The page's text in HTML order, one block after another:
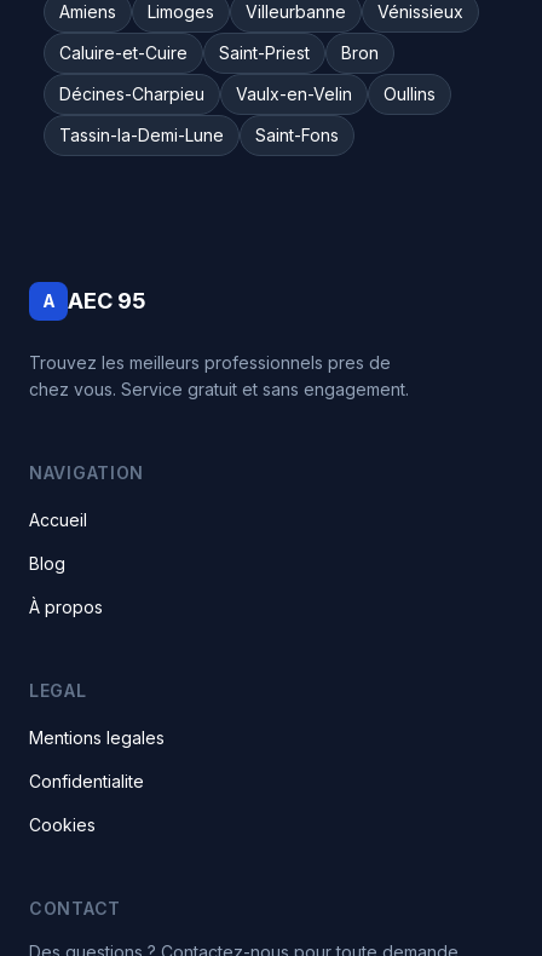
Amiens
Limoges Villeurbanne
Vénissieux
Caluire-et-Cuire
Saint-Priest
Bron
Décines-Charpieu
Vaulx-en-Velin
Oullins
Tassin-la-Demi-Lune
Saint-Fons
A AEC 95
Trouvez les meilleurs professionnels pres de
chez vous. Service gratuit et sans engagement.
NAVIGATION
Accueil
Blog
À propos
LEGAL
Mentions legales
Confidentialite
Cookies
CONTACT
Des questions ? Contactez-nous pour toute demande.